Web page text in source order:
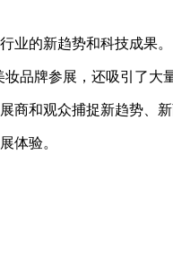
业的新趋势和科技成果。
品牌参展，还吸引了大
商和观众捕捉新趋势、新
体验。